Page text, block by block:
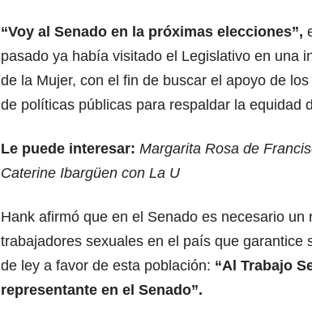
“Voy al Senado en la próximas elecciones”,
pasado ya había visitado el Legislativo en una
de la Mujer, con el fin de buscar el apoyo de
de políticas públicas para respaldar la equidad
Le puede interesar: Margarita Rosa de
Caterine Ibargüen con La U
Hank afirmó que en el Senado es necesario un
trabajadores sexuales en el país que garantice
de ley a favor de esta población: “Al Trabajo
representante en el Senado”.